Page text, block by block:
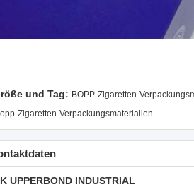
und Tag: BOPP-Zigaretten-
Zigaretten-Verpackungsmaterialien
UPPERBOND INDUSTRIAL